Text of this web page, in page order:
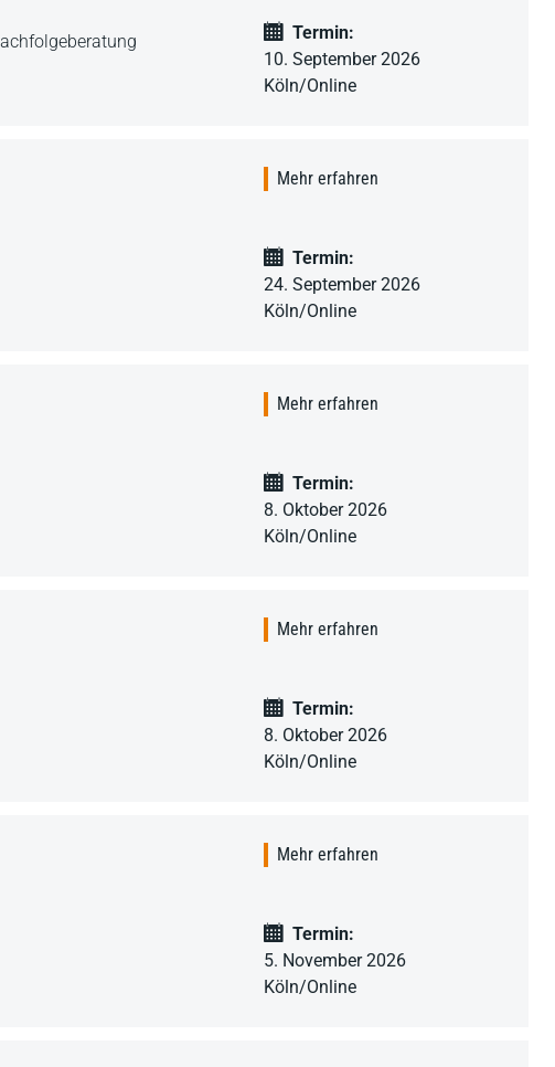
Termin:
10. September 2026
Köln/Online
Mehr erfahren
Termin:
24. September 2026
Köln/Online
Mehr erfahren
Termin:
8. Oktober 2026
Köln/Online
Mehr erfahren
Termin:
8. Oktober 2026
Köln/Online
Mehr erfahren
Termin:
5. November 2026
Köln/Online